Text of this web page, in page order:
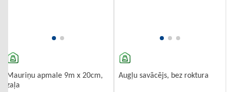
Mauriņu apmale 9m x 20cm,
zaļa
Augļu savācējs, bez roktura